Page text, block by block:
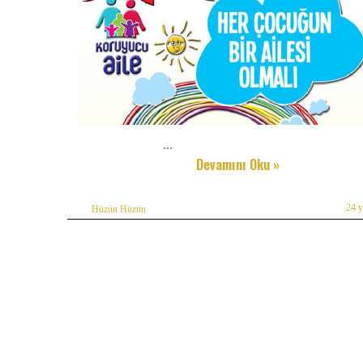
...
Devamını Oku »
Hüzün Hüzün 24